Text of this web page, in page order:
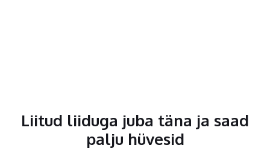
Liitud liiduga juba täna ja saad
palju hüvesid